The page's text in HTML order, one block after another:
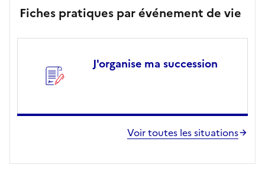
Fiches pratiques par événement de vie
J'organise ma succession
Voir toutes les situations